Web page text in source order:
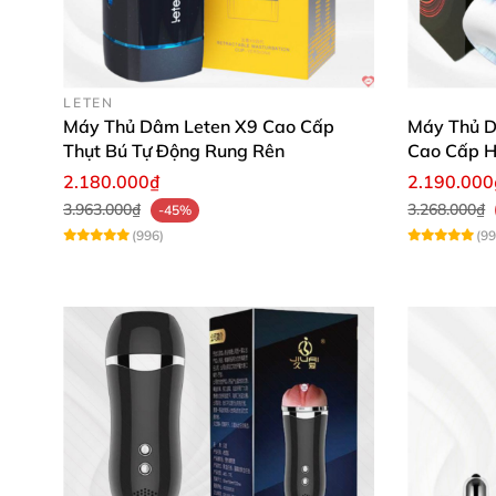
Sản phẩm không chỉ là một đồ chơi giúp
thăng hoa trong đời sống tình cảm. Thiết
quên.
Review Thực Tế Từ Khách Hàng ❤️
Nguyễn Anh Tuấn: "Jiuai Wallmount
LETEN
Máy Thủ Dâm Leten X9 Cao Cấp
Thụt Bú Tự Động Rung Rên
2.180.000₫
3.963.000₫
-45%
(996)
Máy Thủ
Cao Cấp
3.268.000₫